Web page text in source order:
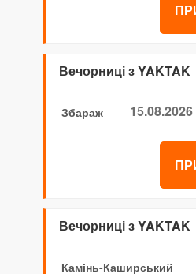
Вечорниці з YAKTAK
Збараж
Вечорниці з YAKTAK
Камінь-Каширський